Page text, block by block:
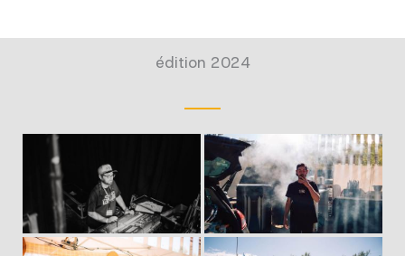
édition 2024